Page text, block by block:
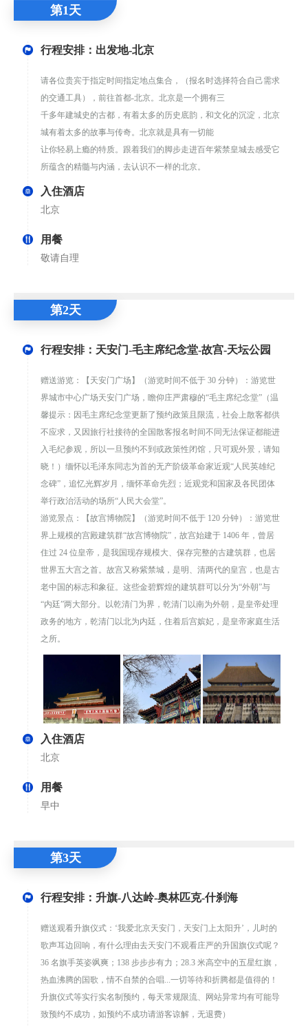
第1天
行程安排：出发地-北京
请各位贵宾于指定时间指定地点集合，（报名时选择符合自己需求
的交通工具），前往首都-北京。北京是一个拥有三
千多年建城史的古都，有着太多的历史底韵，和文化的沉淀，北京
城有着太多的故事与传奇。北京就是具有一切能
让你轻易上瘾的特质。跟着我们的脚步走进百年紫禁皇城去感受它
所蕴含的精髓与内涵，去认识不一样的北京。
入住酒店
北京
用餐
敬请自理
第2天
行程安排：天安门-毛主席纪念堂-故宫-天坛公园
赠送游览：【天安门广场】（游览时间不低于 30 分钟）：游览世
界城市中心广场天安门广场，瞻仰庄严肃穆的“毛主席纪念堂”（温
馨提示：因毛主席纪念堂更新了预约政策且限流，社会上散客都供
不应求，又因旅行社接待的全国散客报名时间不同无法保证都能进
入毛纪参观，所以一旦预约不到或政策性闭馆，只可观外景，请知
晓！）缅怀以毛泽东同志为首的无产阶级革命家近观“人民英雄纪
念碑”，追忆光辉岁月，缅怀革命先烈；近观党和国家及各民团体
举行政治活动的场所“人民大会堂”。
游览景点：【故宫博物院】（游览时间不低于 120 分钟）：游览世
界上规模的宫殿建筑群“故宫博物院”，故宫始建于 1406 年，曾居
住过 24 位皇帝，是我国现存规模大、保存完整的古建筑群，也居
世界五大宫之首。故宫又称紫禁城，是明、清两代的皇宫，也是古
老中国的标志和象征。这些金碧辉煌的建筑群可以分为“外朝”与
“内廷”两大部分。以乾清门为界，乾清门以南为外朝，是皇帝处理
政务的地方，乾清门以北为内廷，住着后宫嫔妃，是皇帝家庭生活
之所。
入住酒店
北京
用餐
早中
第3天
行程安排：升旗-八达岭-奥林匹克-什刹海
赠送观看升旗仪式：‘我爱北京天安门，天安门上太阳升’，儿时的
歌声耳边回响，有什么理由去天安门不观看庄严的升国旗仪式呢？
36 名旗手英姿飒爽；138 步步步有力；28.3 米高空中的五星红旗，
热血沸腾的国歌，情不自禁的合唱...一切等待和折腾都是值得的！
升旗仪式等实行实名制预约，每天常规限流、网站异常均有可能导
致预约不成功，如预约不成功请游客谅解，无退费）